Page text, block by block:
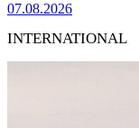
07.08.2026
INTERNATIONAL